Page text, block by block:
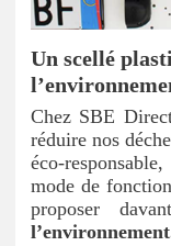
Un scellé
Chez SBE
réduire nos
éco-
mode de
proposer